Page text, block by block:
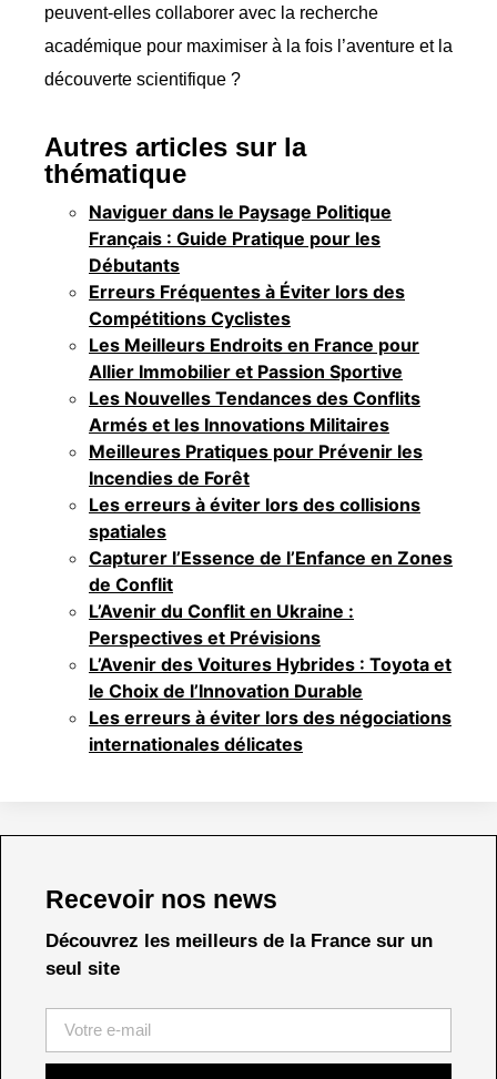
peuvent-elles collaborer avec la recherche
académique pour maximiser à la fois l’aventure et la
découverte scientifique ?
Autres articles sur la
thématique
Naviguer dans le Paysage Politique
Français : Guide Pratique pour les
Débutants
Erreurs Fréquentes à Éviter lors des
Compétitions Cyclistes
Les Meilleurs Endroits en France pour
Allier Immobilier et Passion Sportive
Les Nouvelles Tendances des Conflits
Armés et les Innovations Militaires
Meilleures Pratiques pour Prévenir les
Incendies de Forêt
Les erreurs à éviter lors des collisions
spatiales
Capturer l’Essence de l’Enfance en Zones
de Conflit
L’Avenir du Conflit en Ukraine :
Perspectives et Prévisions
L’Avenir des Voitures Hybrides : Toyota et
le Choix de l’Innovation Durable
Les erreurs à éviter lors des négociations
internationales délicates
Recevoir nos news
Découvrez les meilleurs de la France sur un
seul site